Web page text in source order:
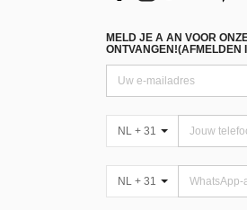
MELD JE A AN VOOR
ONTVANGEN!(AFMELDEN
NL + 31
NL + 31